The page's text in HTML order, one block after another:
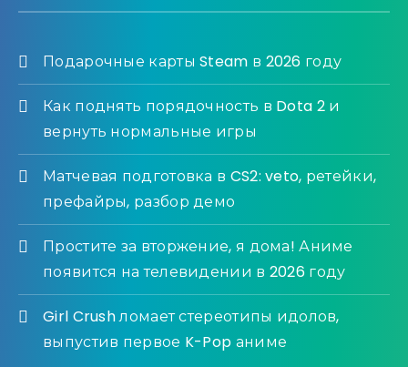
Подарочные карты Steam в 2026 году
Как поднять порядочность в Dota 2 и
вернуть нормальные игры
Матчевая подготовка в CS2: veto, ретейки,
префайры, разбор демо
Простите за вторжение, я дома! Аниме
появится на телевидении в 2026 году
Girl Crush ломает стереотипы идолов,
выпустив первое K-Pop аниме